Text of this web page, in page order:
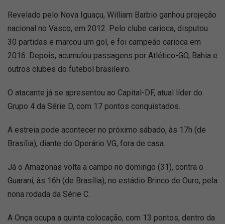
Revelado pelo Nova Iguaçu, William Barbio ganhou projeção
nacional no Vasco, em 2012. Pelo clube carioca, disputou
30 partidas e marcou um gol, e foi campeão carioca em
2016. Depois, acumulou passagens por Atlético-GO, Bahia e
outros clubes do futebol brasileiro.
O atacante já se apresentou ao Capital-DF, atual líder do
Grupo 4 da Série D, com 17 pontos conquistados.
A estreia pode acontecer no próximo sábado, às 17h (de
Brasília), diante do Operário VG, fora de casa.
Já o Amazonas volta a campo no domingo (31), contra o
Guarani, às 16h (de Brasília), no estádio Brinco de Ouro, pela
nona rodada da Série C.
A Onça ocupa a quinta colocação, com 13 pontos, dentro da